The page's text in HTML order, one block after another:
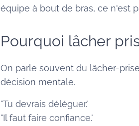
équipe à bout de bras, ce n'est
Pourquoi lâcher
On parle souvent du lâcher-
décision mentale.
"Tu devrais déléguer."
"Il faut faire confiance."